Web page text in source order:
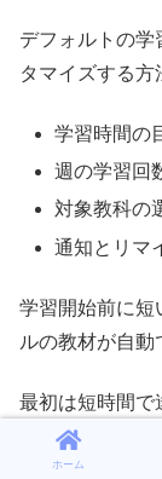
デフォルトの学
タマイズする方
学習時間の
週の学習回
対象教科の
通知とリマ
学習開始前に短
ルの教材が自動
最初は短時間で
高まりやすいで
ホーム